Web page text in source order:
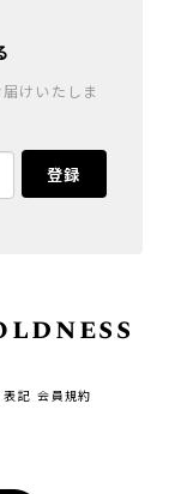
けいたしま
登録
表記 会員規約